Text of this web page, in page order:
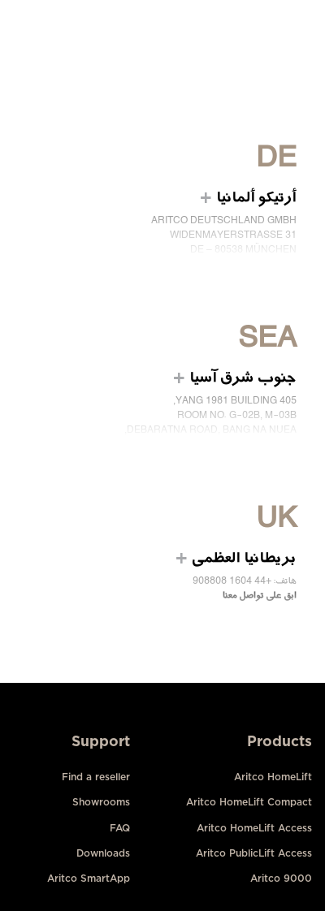
DE
أرتيكو ألمانيا
ARITCO DEUTSCHLAND GMBH
WIDENMAYERSTRASSE 31
DE – 80538 MÜNCHEN
SEA
جنوب شرق آسيا
405 YANG 1981 BUILDING,
ROOM NO. G-02B, M-03B
DEBARATNA ROAD, BANG NA NUEA,
UK
بريطانيا العظمى
هاتف: +44 1604 908808
ابق على تواصل معنا
Products
Aritco HomeLift
Aritco HomeLift Compact
Aritco HomeLift Access
Aritco PublicLift Access
Aritco 9000
Support
Find a reseller
Showrooms
FAQ
Downloads
Aritco SmartApp